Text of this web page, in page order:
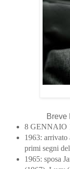
Breve
8 GENNAIO
1963: arrivato
primi segni
1965: sposa